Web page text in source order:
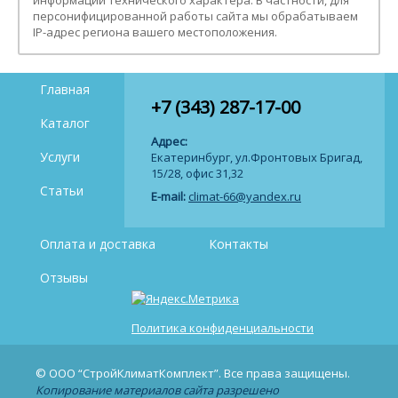
персонифицированной работы сайта мы обрабатываем
IP-адрес региона вашего местоположения.
+7 (343) 287-17-00
Адрес:
Екатеринбург, ул.Фронтовых Бригад,
15/28, офис 31,32
E-mail: climat-66@yandex.ru
Главная
Каталог
Услуги
Статьи
Оплата и доставка
Контакты
Отзывы
Политика конфиденциальности
© ООО “СтройКлиматКомплект”. Все права защищены.
Копирование материалов сайта разрешено